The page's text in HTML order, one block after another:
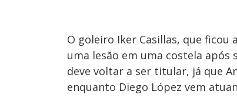
O goleiro Iker Casillas, que
uma lesão em uma costela após
deve voltar a ser titular, já que
enquanto Diego López vem